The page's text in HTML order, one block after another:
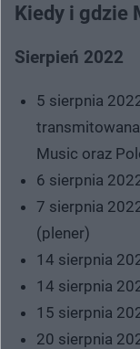
Kiedy i gdzie
Sierpień 2022
5 sierpnia
Music oraz
6 sierpnia
7 sierpnia
(plener)
14 sierpnia
14 sierpnia
15 sierpnia
20 sierpnia